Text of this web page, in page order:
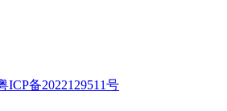
ICP备2022129511号